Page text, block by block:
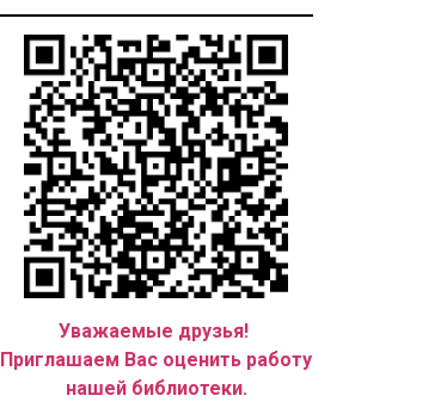
Уважаемые друзья!
Приглашаем Вас оценить работу
нашей библиотеки.